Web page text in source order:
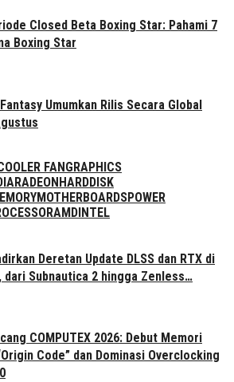
Closed Beta Boxing Star: Pahami 7
Boxing Star
Umumkan Rilis Secara Global
FAN GRAPHICS
RADEON HARDDISK
MOTHERBOARDSPOWER
AMD INTEL
Deretan Update DLSS dan RTX di
dari Subnautica 2 hingga Zenless…
COMPUTEX 2026: Debut Memori
Code” dan Dominasi Overclocking